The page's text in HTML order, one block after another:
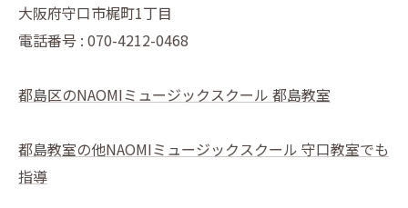
大阪府守口市梶町1丁目
電話番号 : 070-4212-0468
都島区のNAOMIミュージックスクール 都島教室
都島教室の他NAOMIミュージックスクール 守口教室でも
指導